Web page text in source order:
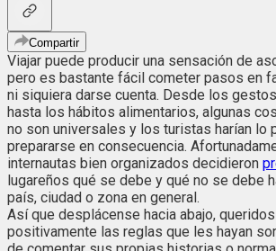
Compartir
Viajar puede producir una sensación de
pero es bastante fácil cometer pasos en
ni siquiera darse cuenta. Desde los
hasta los hábitos alimentarios, algunas
no son universales y los turistas harían lo
prepararse en consecuencia.
internautas bien organizados decidieron
lugareños qué se debe y qué no se debe
país, ciudad o zona en general.
Así que desplácense hacia abajo,
positivamente las reglas que les hayan